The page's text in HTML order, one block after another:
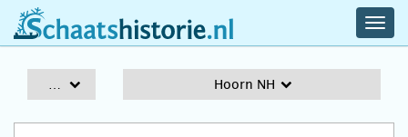
schaatshistorie.nl
Hoorn NH